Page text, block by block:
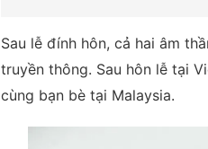
Sau lễ đính hôn, cả hai âm
truyền thông. Sau hôn lễ tại
cùng bạn bè tại Malaysia.